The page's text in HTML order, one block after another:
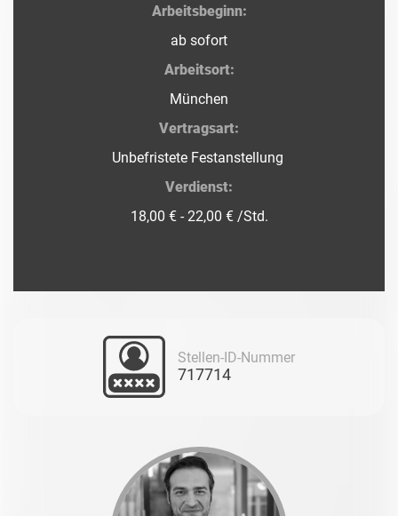
Arbeitsbeginn:
ab sofort
Arbeitsort:
München
Vertragsart:
Unbefristete Festanstellung
Verdienst:
18,00 € - 22,00 € /Std.
Stellen-ID-Nummer
717714